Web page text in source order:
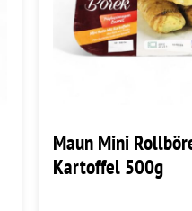
Maun Mini
Kartoffel 500g